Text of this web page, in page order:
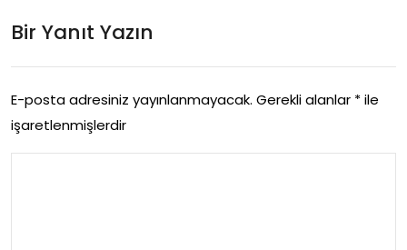
Bilin
me
par
Bir Yanıt Yazın
E-posta adresiniz yayınlanmayacak. Gerekli alanlar *ile
işaretlenmişlerdir